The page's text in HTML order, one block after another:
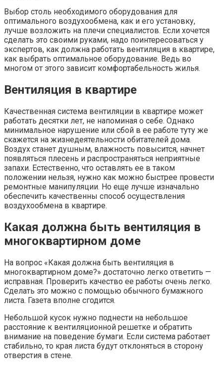
Выбор столь необходимого оборудования для
оптимального воздухообмена, как и его установку,
лучше возложить на плечи специалистов. Если хочется
сделать это своими руками, надо поинтересоваться у
экспертов, как должна работать вентиляция в квартире,
как выбрать оптимальное оборудование. Ведь во
многом от этого зависит комфортабельность жилья.
Вентиляция в квартире
Качественная система вентиляции в квартире может
работать десятки лет, не напоминая о себе. Однако
минимальное нарушение или сбой в ее работе туту же
скажется на жизнедеятельности обитателей дома.
Воздух станет душным, влажность повысится, начнет
появляться плесень и распространяться неприятные
запахи. Естественно, что оставлять ее в таком
положении нельзя, нужно как можно быстрее провести
ремонтные манипуляции. Но еще лучше изначально
обеспечить качественны способ осуществления
воздухообмена в квартире.
Какая должна быть вентиляция в
многоквартирном доме
На вопрос «Какая должна быть вентиляция в
многоквартирном доме?» достаточно легко ответить —
исправная. Проверить качество ее работы очень легко.
Сделать это можно с помощью обычного бумажного
листа. Газета вполне сгодится.
Небольшой кусок нужно поднести на небольшое
расстояние к вентиляционной решетке и обратить
внимание на поведение бумаги. Если система работает
стабильно, то края листа будут отклоняться в сторону
отверстия в стене.